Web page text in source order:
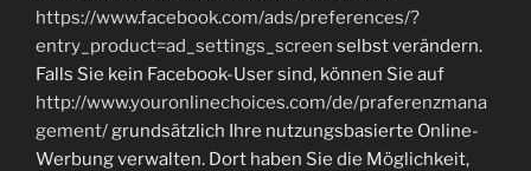
https://www.facebook.com/ads/preferences/?
entry_product=ad_settings_screen selbst verändern.
Falls Sie kein Facebook-User sind, können Sie auf
http://www.youronlinechoices.com/de/praferenzmana
gement/grundsätzlich Ihre nutzungsbasierte Online-
Werbung verwalten. Dort haben Sie die Möglichkeit,